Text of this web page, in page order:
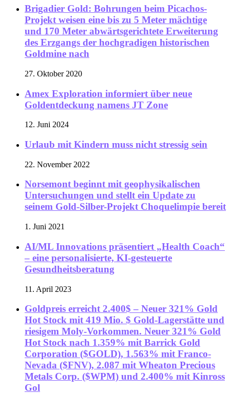
Brigadier Gold: Bohrungen beim Picachos-
Projekt weisen eine bis zu 5 Meter mächtige
und 170 Meter abwärtsgerichtete Erweiterung
des Erzgangs der hochgradigen historischen
Goldmine nach
27. Oktober 2020
Amex Exploration informiert über neue
Goldentdeckung namens JT Zone
12. Juni 2024
Urlaub mit Kindern muss nicht stressig sein
22. November 2022
Norsemont beginnt mit geophysikalischen
Untersuchungen und stellt ein Update zu
seinem Gold-Silber-Projekt Choquelimpie bereit
1. Juni 2021
AI/ML Innovations präsentiert „Health Coach“
– eine personalisierte, KI-gesteuerte
Gesundheitsberatung
11. April 2023
Goldpreis erreicht 2.400$ – Neuer 321% Gold
Hot Stock mit 419 Mio. $ Gold-Lagerstätte und
riesigem Moly-Vorkommen. Neuer 321% Gold
Hot Stock nach 1.359% mit Barrick Gold
Corporation ($GOLD), 1.563% mit Franco-
Nevada ($FNV), 2.087 mit Wheaton Precious
Metals Corp. ($WPM) und 2.400% mit Kinross
Gol